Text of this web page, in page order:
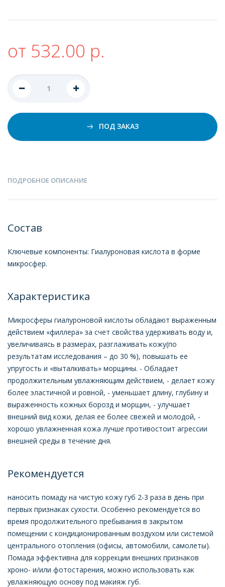
от 532.00 р.
ПОД ЗАКАЗ
ПОДРОБНОЕ ОПИСАНИЕ
Состав
Ключевые компоненты: Гиалуроновая кислота в форме
микросфер.
Характеристика
Микросферы гиалуроновой кислоты обладают выраженным
действием «филлера» за счет свойства удерживать воду и,
увеличиваясь в размерах, разглаживать кожу(по
результатам исследования – до 30 %), повышать ее
упругость и «выталкивать» морщины. - Обладает
продолжительным увлажняющим действием, - делает кожу
более эластичной и ровной, - уменьшает длину, глубину и
выраженность кожных борозд и морщин, - улучшает
внешний вид кожи, делая ее более свежей и молодой, -
хорошо увлажненная кожа лучше противостоит агрессии
внешней среды в течение дня.
Рекомендуется
наносить помаду на чистую кожу губ 2-3 раза в день при
первых признаках сухости. Особенно рекомендуется во
время продолжительного пребывания в закрытом
помещении с кондиционированным воздухом или системой
центрального отопления (офисы, автомобили, самолеты).
Помада эффективна для коррекции внешних признаков
хроно- и/или фотостарения, можно использовать как
увлажняющую основу под макияж губ.